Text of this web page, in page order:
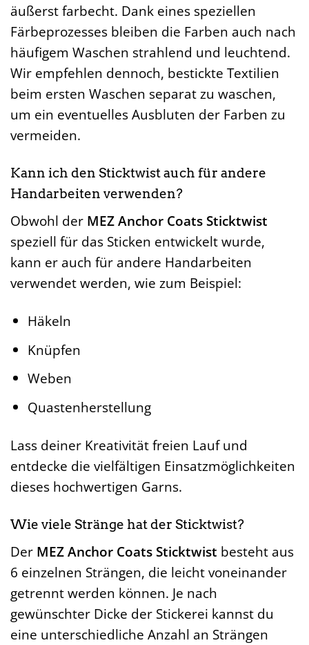
äußerst farbecht. Dank eines speziellen
Färbeprozesses bleiben die Farben auch nach
häufigem Waschen strahlend und leuchtend.
Wir empfehlen dennoch, bestickte Textilien
beim ersten Waschen separat zu waschen,
um ein eventuelles Ausbluten der Farben zu
vermeiden.
Kann ich den Sticktwist auch für andere
Handarbeiten verwenden?
Obwohl der MEZ Anchor Coats Sticktwist
speziell für das Sticken entwickelt wurde,
kann er auch für andere Handarbeiten
verwendet werden, wie zum Beispiel:
Häkeln
Knüpfen
Weben
Quastenherstellung
Lass deiner Kreativität freien Lauf und
entdecke die vielfältigen Einsatzmöglichkeiten
dieses hochwertigen Garns.
Wie viele Stränge hat der Sticktwist?
Der MEZ Anchor Coats Sticktwist besteht aus
6 einzelnen Strängen, die leicht voneinander
getrennt werden können. Je nach
gewünschter Dicke der Stickerei kannst du
eine unterschiedliche Anzahl an Strängen